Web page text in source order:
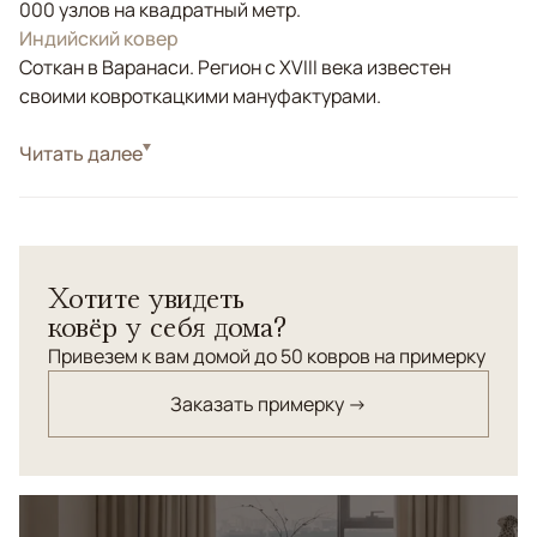
000 узлов на квадратный метр.
Индийский ковер
Соткан в Варанаси. Регион с XVIII века известен
своими ковроткацкими мануфактурами.
СтильСовременные
дарящим ощущение гармонии, в которой нашли
отражение динамика городской жизни и,
одновременно, богемный шик, экстравагантность и
Читать далее
Хотите увидеть
ковёр у себя дома?
Привезем к вам домой до 50 ковров на примерку
Заказать примерку →